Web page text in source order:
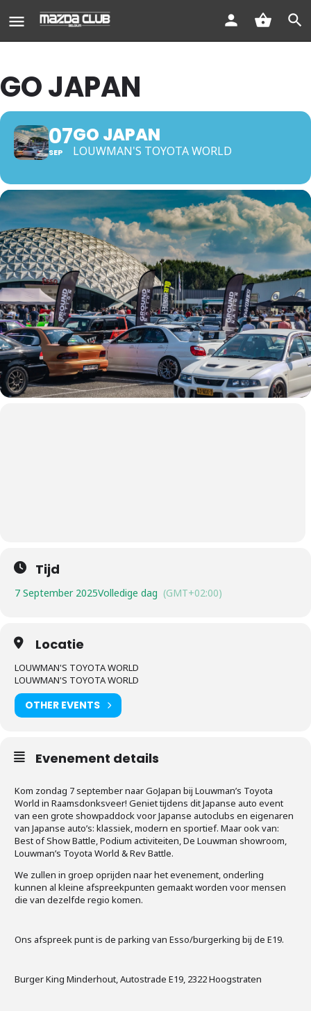
GO JAPAN
07
SEP
GO JAPAN
LOUWMAN'S TOYOTA WORLD
Tijd
7 September 2025Volledige dag (GMT+02:00)
Locatie
LOUWMAN'S TOYOTA WORLD
LOUWMAN'S TOYOTA WORLD
OTHER EVENTS
Evenement details
Kom zondag 7 september naar GoJapan bij Louwman’s Toyota
World in Raamsdonksveer! Geniet tijdens dit Japanse auto event
van een grote showpaddock voor Japanse autoclubs en eigenaren
van Japanse auto’s: klassiek, modern en sportief. Maar ook van:
Best of Show Battle, Podium activiteiten, De Louwman showroom,
Louwman’s Toyota World & Rev Battle.
We zullen in groep oprijden naar het evenement, onderling
kunnen al kleine afspreekpunten gemaakt worden voor mensen
die van dezelfde regio komen.
Ons afspreek punt is de parking van Esso/burgerking bij de E19.
Burger King Minderhout, Autostrade E19, 2322 Hoogstraten